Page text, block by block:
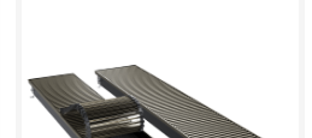
Интеллектуальный блок
Работающий по ШИМ
питания Intelbox позволяет